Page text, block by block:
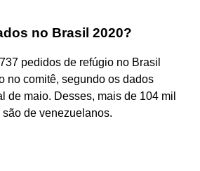
no Brasil 2020?
pedidos de refúgio no Brasil
no comitê, segundo os dados
de maio. Desses, mais de 104 mil
de venezuelanos.